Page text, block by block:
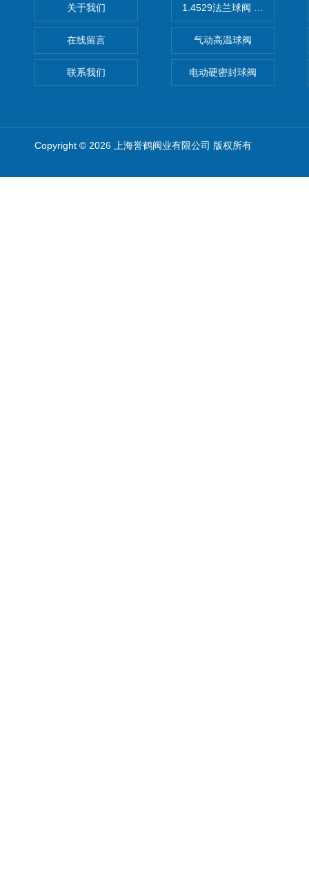
关于我们
在线留言
联系我们
1.4529法兰球阀 不锈钢球阀
气动高温球阀
电动硬密封球阀
Copyright © 2026 上海誉鹤阀业有限公司 版权所有